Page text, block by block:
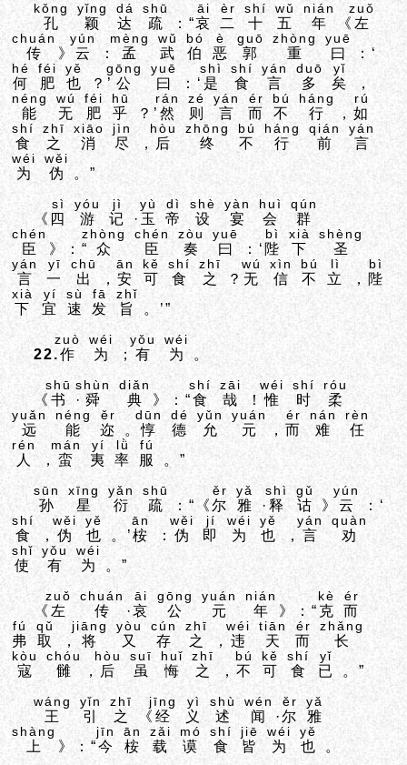
孔
kǒng
颖
yǐng
达
dá
疏
shū
：“哀
āi
二
èr
十
shí
五
wǔ
年
nián
《 左
zuǒ
传
chuán
》云
yún
： 孟
mèng
武
wǔ
伯
bó
恶
è
郭
guō
重
zhòng
曰
yuē
：‘
何
hé
肥
féi
也
yě
？’ 公
gōng
曰
yuē
：‘ 是
shì
食
shí
言
yán
多
duō
矣
yǐ
，
能
néng
无
wú
肥
féi
乎
hū
？’ 然
rán
则
zé
言
yán
而
ér
不
bú
行
háng
，如
rú
食
shí
之
zhī
消
xiāo
尽
jìn
， 后
hòu
终
zhōng
不
bú
行
háng
前
qián
言
yán
为
wéi
伪
wěi
。”
《 四
sì
游
yóu
记
jì
· 玉
yù
帝
dì
设
shè
宴
yàn
会
huì
群
qún
臣
chén
》：“ 众
zhòng
臣
chén
奏
zòu
曰
yuē
：‘ 陛
bì
下
xià
圣
shèng
言
yán
一
yī
出
chū
，安
ān
可
kě
食
shí
之
zhī
？无
wú
信
xìn
不
bú
立
lì
， 陛
bì
下
xià
宜
yí
速
sù
发
fā
旨
zhǐ
。’”
22.作
zuò
为
wéi
； 有
yǒu
为
wéi
。
《 书
shū
· 舜
shùn
典
diǎn
》：“食
shí
哉
zāi
！惟
wéi
时
shí
柔
róu
远
yuǎn
能
néng
迩
ěr
。惇
dūn
德
dé
允
yǔn
元
yuán
，而
ér
难
nán
任
rèn
人
rén
， 蛮
mán
夷
yí
率
lǜ
服
fú
。”
孙
sūn
星
xīng
衍
yǎn
疏
shū
：“《尔
ěr
雅
yǎ
·释
shì
诂
gǔ
》 云
yún
：‘
食
shí
， 伪
wěi
也
yě
。’桉
ān
： 伪
wěi
即
jí
为
wéi
也
yě
， 言
yán
劝
quàn
使
shǐ
有
yǒu
为
wéi
。”
《 左
zuǒ
传
chuán
·哀
āi
公
gōng
元
yuán
年
nián
》：“ 克
kè
而
ér
弗
fú
取
qǔ
， 将
jiāng
又
yòu
存
cún
之
zhī
， 违
wéi
天
tiān
而
ér
长
zhǎng
寇
kòu
雠
chóu
， 后
hòu
虽
suī
悔
huǐ
之
zhī
，不
bú
可
kě
食
shí
已
yǐ
。”
王
wáng
引
yǐn
之
zhī
《 经
jīng
义
yì
述
shù
闻
wén
·尔
ěr
雅
yǎ
上
shàng
》：“今
jīn
桉
ān
载
zǎi
谟
mó
食
shí
皆
jiē
为
wéi
也
yě
。